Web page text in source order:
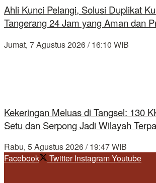
Ahli Kunci Pelangi, Solusi Duplikat
Tangerang 24 Jam yang Aman dan
Jumat, 7 Agustus 2026 / 16:10 WIB
Kekeringan Meluas di Tangsel: 130
Setu dan Serpong Jadi Wilayah
Rabu, 5 Agustus 2026 / 19:47 WIB
Facebook
Twitter InstagramYoutube